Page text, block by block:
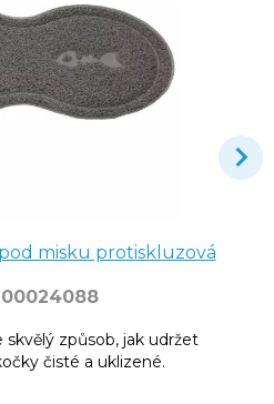
misku protiskluzová
00024088
skvělý způsob, jak udržet
čisté a uklizené.